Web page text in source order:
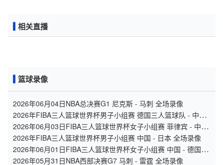
相关直播
篮球录像
2026年06月04日NBA总决赛G1 尼克斯 - 马刺 全场录像
2026年FIBA三人篮球世界杯男子小组赛 德国三人篮球队 - 中国
三人篮球队 全场录像
2026年06月03日FIBA三人篮球世界杯女子小组赛 菲律宾 - 中国
录像
2026年FIBA三人篮球世界杯男子小组赛 中国 - 日本 全场录像
2026年06月01日FIBA三人篮球世界杯女子小组赛 中国 - 德国 全
场录像
2026年05月31日NBA西部决赛G7 马刺 - 雷霆 全场录像